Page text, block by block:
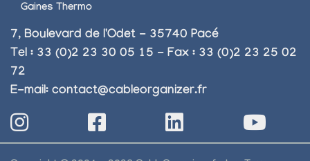
Gaines Thermo
7, Boulevard de l'Odet - 35740 Pacé
Tel : 33 (0)2 23 30 05 15 - Fax : 33 (0)2 23 25 02
72
E-mail: contact@cableorganizer.fr